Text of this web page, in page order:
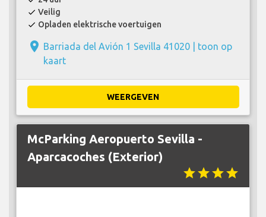
check Veilig
check Opladen elektrische voertuigen
place Barriada del Avión 1 Sevilla 41020 | toon op
kaart
WEERGEVEN
McParking Aeropuerto Sevilla -
Aparcacoches (Exterior)
starstarstarstar